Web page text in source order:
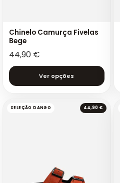
Chinelo Camurça Fivelas
Bege
44,90 €
Ver opções
SELEÇÃO DANGO 44,90 €